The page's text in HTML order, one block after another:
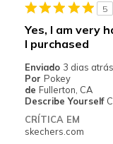
5
Yes, I am very
I purchased
Enviado 3 dias atrás
Por Pokey
de Fullerton, CA
Describe Yourself
CRÍTICA EM
skechers.com